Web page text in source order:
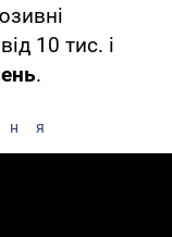
10 тис. і
.